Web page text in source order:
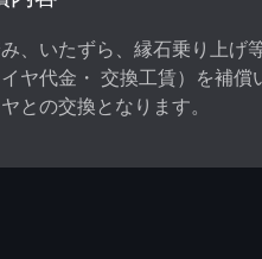
、いたずら、縁石乗り上げ
イヤ代金・ 交換工賃）を補
との交換となります。